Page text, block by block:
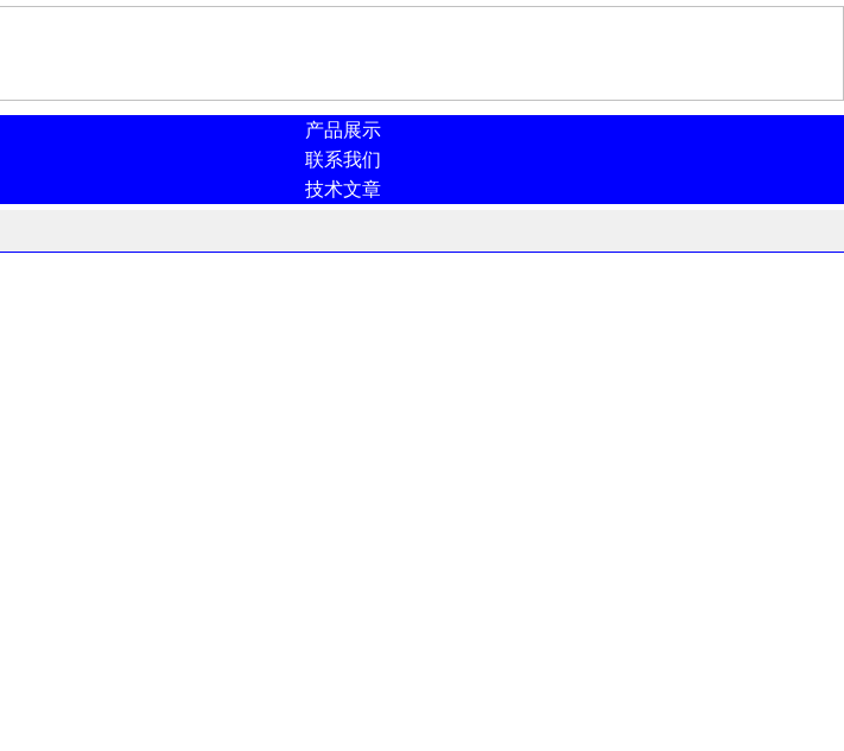
产品展示
联系我们
技术文章